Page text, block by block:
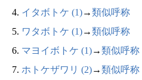
4. イタボトケ (1)→類似呼称
5. ワタボトケ (1)→類似呼称
6. マヨイボトケ (1)→類似呼称
7. ホトケザワリ (2)→類似呼称